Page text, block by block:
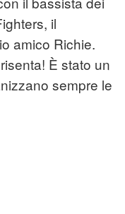
il
amico Richie.
È stato un
sempre le